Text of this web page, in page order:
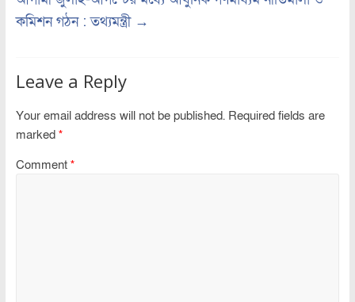
কমিশন গঠন : তথ্যমন্ত্রী →
Leave a Reply
Your email address will not be published. Required fields are
marked *
Comment *